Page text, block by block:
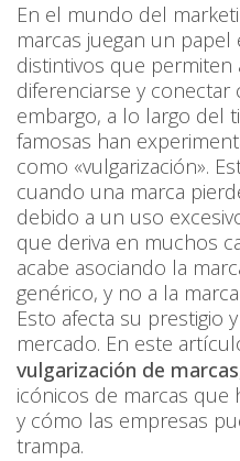
En el mundo del
marcas juegan un
distintivos que permiten
diferenciarse y conectar
embargo, a lo largo del
famosas han
como «vulgarización».
cuando una marca
debido a un uso
que deriva en muchos
acabe asociando la
genérico, y no a la
Esto afecta su prestigio
mercado. En este
vulgarización de marcas
icónicos de marcas
y cómo las empresas
trampa.